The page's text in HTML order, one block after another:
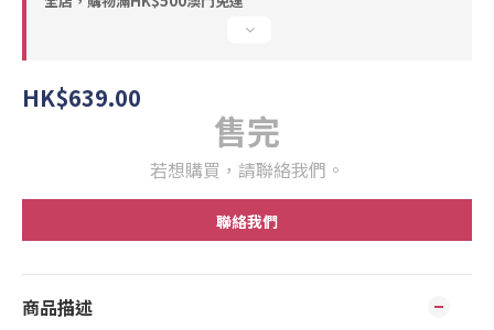
HK$639.00
售完
若想購買，請聯絡我們。
聯絡我們
商品描述